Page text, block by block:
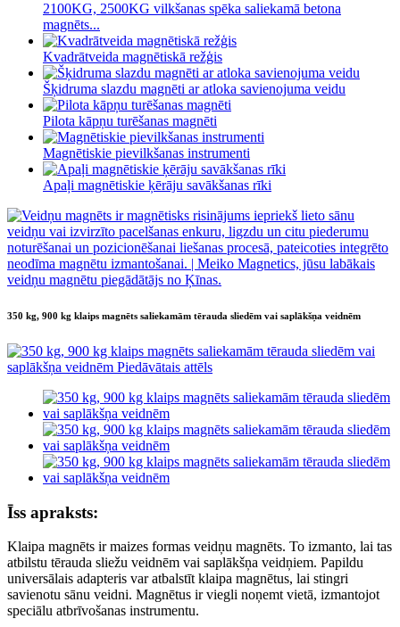
2100KG, 2500KG vilkšanas spēka saliekamā betona
magnēts...
Kvadrātveida magnētiskā režģis
Šķidruma slazdu magnēti ar atloka savienojuma veidu
Pilota kāpņu turēšanas magnēti
Magnētiskie pievilkšanas instrumenti
Apaļi magnētiskie ķērāju savākšanas rīki
350 kg, 900 kg klaips magnēts saliekamām tērauda sliedēm vai saplākšņa veidnēm
Īss apraksts:
Klaipa magnēts ir maizes formas veidņu magnēts. To izmanto, lai tas
atbilstu tērauda sliežu veidnēm vai saplākšņa veidņiem. Papildu
universālais adapteris var atbalstīt klaipa magnētus, lai stingri
savienotu sānu veidni. Magnētus ir viegli noņemt vietā, izmantojot
speciālu atbrīvošanas instrumentu.